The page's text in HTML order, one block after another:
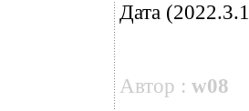
Дата
Автор : w08